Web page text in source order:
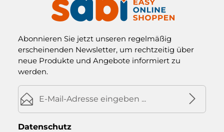
Abonnieren Sie jetzt unseren regelmäßig
erscheinenden Newsletter, um rechtzeitig über
neue Produkte und Angebote informiert zu
werden.
E-Mail-Adresse*
Datenschutz